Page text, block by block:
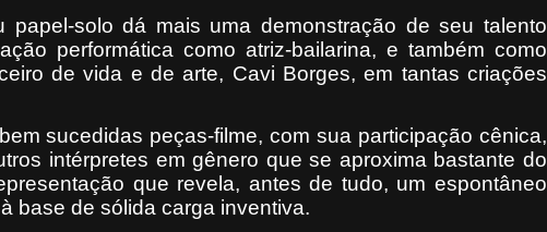
papel-solo dá mais uma demonstração de seu talento
performática como atriz-bailarina, e também como
de vida e de arte, Cavi Borges, em tantas criações
sucedidas peças-filme, com sua participação cênica,
intérpretes em gênero que se aproxima bastante do
que revela, antes de tudo, um espontâneo
base de sólida carga inventiva.